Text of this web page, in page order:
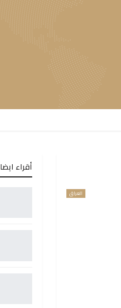
العراق
أقراء ايضا